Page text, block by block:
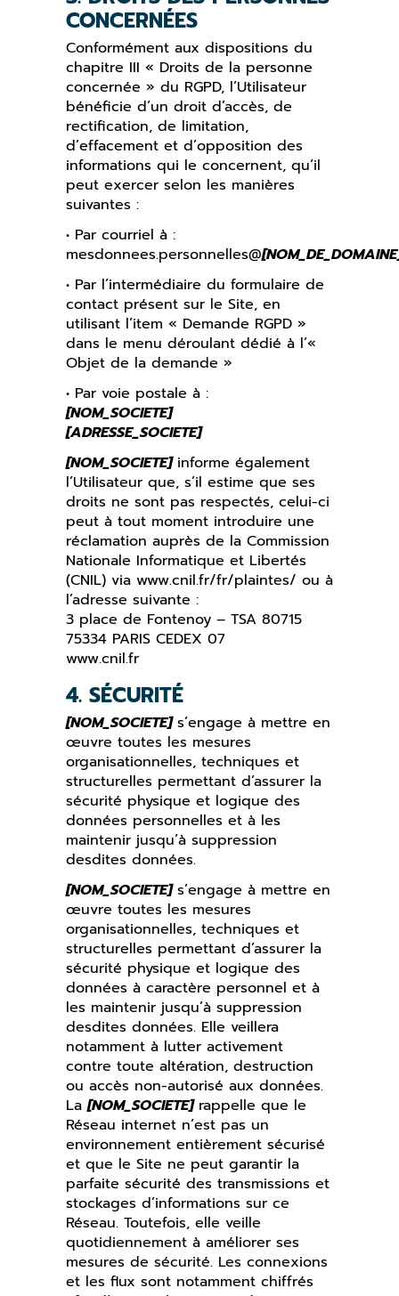
CONCERNÉES
Conformément aux dispositions du
chapitre III « Droits de la personne
concernée » du RGPD, l’Utilisateur
bénéficie d’un droit d’accès, de
rectification, de limitation,
d’effacement et d’opposition des
informations qui le concernent, qu’il
peut exercer selon les manières
suivantes :
• Par courriel à :
mesdonnees.personnelles@
• Par l’intermédiaire du formulaire de
contact présent sur le Site, en
utilisant l’item « Demande RGPD »
dans le menu déroulant dédié à l’«
Objet de la demande »
• Par voie postale à :
[NOM_SOCIETE]
[ADRESSE_SOCIETE]
[NOM_SOCIETE]informe également
l’Utilisateur que, s’il estime que ses
droits ne sont pas respectés, celui-ci
peut à tout moment introduire une
réclamation auprès de la Commission
Nationale Informatique et Libertés
(CNIL) via www.cnil.fr/fr/plaintes/ ou à
l’adresse suivante :
3 place de Fontenoy – TSA 80715
75334 PARIS CEDEX 07
www.cnil.fr
4. SÉCURITÉ
[NOM_SOCIETE] s’engage à mettre en
œuvre toutes les mesures
organisationnelles, techniques et
structurelles permettant d’assurer la
sécurité physique et logique des
données personnelles et à les
maintenir jusqu’à suppression
desdites données.
[NOM_SOCIETE]s’engage à mettre en
œuvre toutes les mesures
organisationnelles, techniques et
structurelles permettant d’assurer la
sécurité physique et logique des
données à caractère personnel et à
les maintenir jusqu’à suppression
desdites données. Elle veillera
notamment à lutter activement
contre toute altération, destruction
ou accès non-autorisé aux données.
La[NOM_SOCIETE]rappelle que le
Réseau internet n’est pas un
environnement entièrement sécurisé
et que le Site ne peut garantir la
parfaite sécurité des transmissions et
stockages d’informations sur ce
Réseau. Toutefois, elle veille
quotidiennement à améliorer ses
mesures de sécurité. Les connexions
et les flux sont notamment chiffrés